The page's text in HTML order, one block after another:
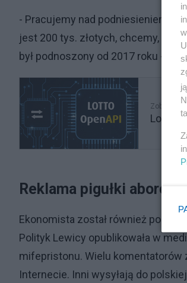
- Pracujemy nad podniesieniem
jest 200 tys. złotych, chcemy,
był podnoszony od 2017 roku -
Zobacz
Lotto
Reklama pigułki
Ekonomista został również
Polityk Lewicy opublikowała w
mifepristonu. Wielu komentatorów
Internecie. Inni wysyłają do